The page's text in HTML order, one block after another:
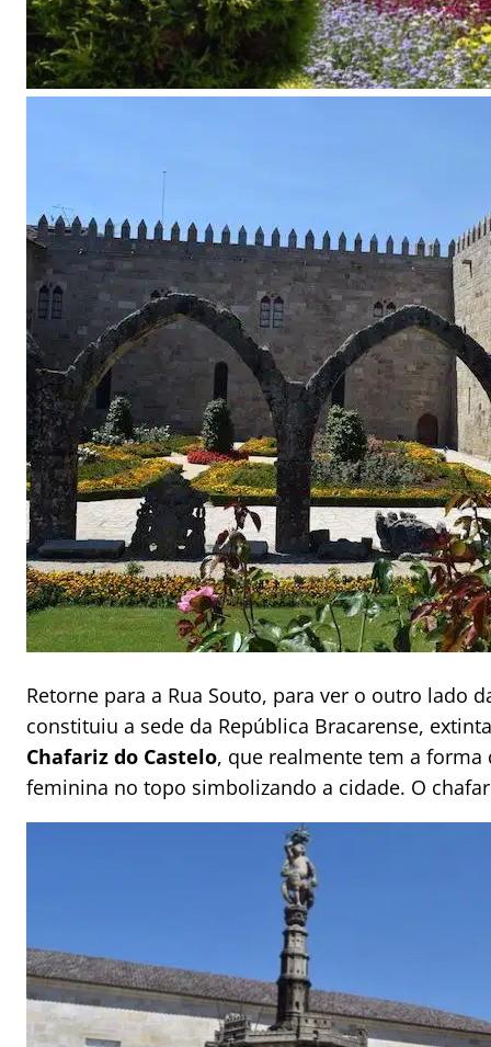
Retorne para a Rua Souto, para ver o outro lado
constituiu a sede da República Bracarense,
Chafariz do Castelo, que realmente tem a
feminina no topo simbolizando a cidade. O